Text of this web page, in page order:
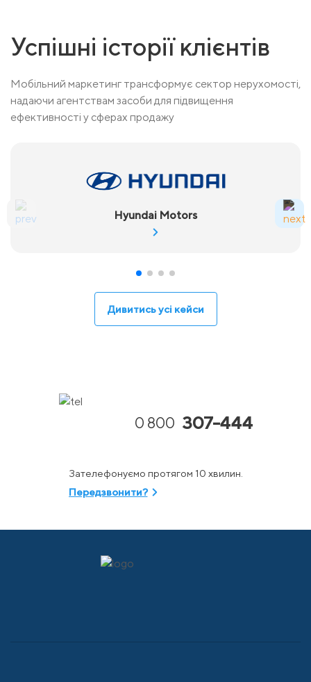
Успішні історії клієнтів
Мобільний маркетинг трансформує сектор нерухомості,
надаючи агентствам засоби для підвищення
ефективності у сферах продажу
Hyundai Motors
Дивитись усі кейси
0 800 307-444
Зателефонуємо протягом 10 хвилин.
Передзвонити?